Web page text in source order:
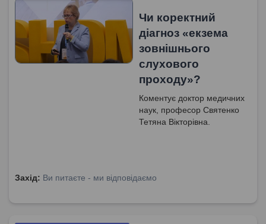
Чи коректний
діагноз «екзема
зовнішнього
слухового
проходу»?
Коментує доктор медичних
наук, професор Святенко
Тетяна Вікторівна.
Захід: Ви питаєте - ми відповідаємо